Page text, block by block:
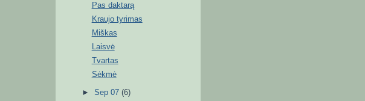
Pas daktarą
Kraujo tyrimas
Miškas
Laisvė
Tvartas
Sėkmė
►Sep 07(6)